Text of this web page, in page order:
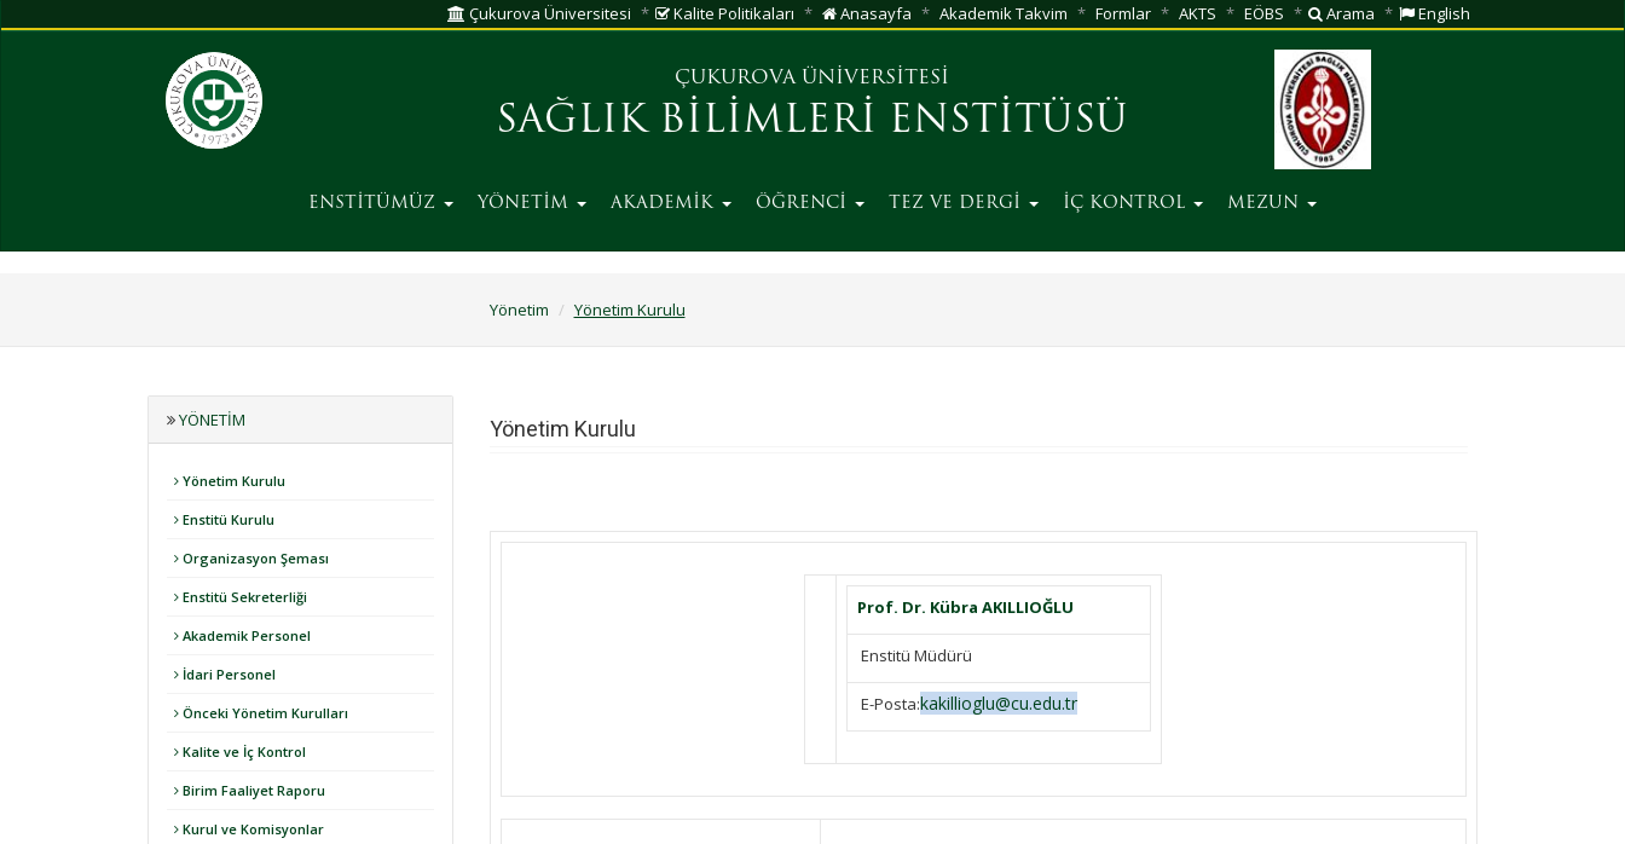
Çukurova Üniversitesi Kalite Politikaları Anasayfa Akademik Takvim Formlar AKTS EÖBS Arama English
ÇUKUROVA ÜNİVERSİTESİ
SAĞLIK BİLİMLERİ ENSTİTÜSÜ
ENSTİTÜMÜZ YÖNETİM AKADEMİK ÖĞRENCİ TEZ VE DERGİ İÇ KONTROL MEZUN
Yönetim Yönetim Kurulu
YÖNETIM
Yönetim Kurulu
Enstitü Kurulu
Organizasyon Şeması
Enstitü Sekreterliği
Akademik Personel
İdari Personel
Önceki Yönetim Kurulları
Kalite ve İç Kontrol
Birim Faaliyet Raporu
Kurul ve Komisyonlar
Yönetim Kurulu
Prof. Dr. Kübra AKILLIOĞLU
Enstitü Müdürü
E-Posta:kakillioglu@cu.edu.tr